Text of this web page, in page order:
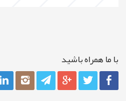
با ما همراه باشيد